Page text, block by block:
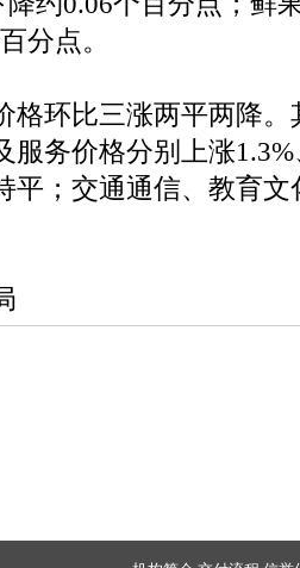
分点。
环比三涨两平两降。
服务价格分别上涨
平；交通通信、教育